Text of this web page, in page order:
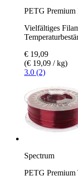
PETG Premium
Vielfältiges
€ 19,09
(€ 19,09 / kg)
3.0 (2)
Spectrum
PETG Premium